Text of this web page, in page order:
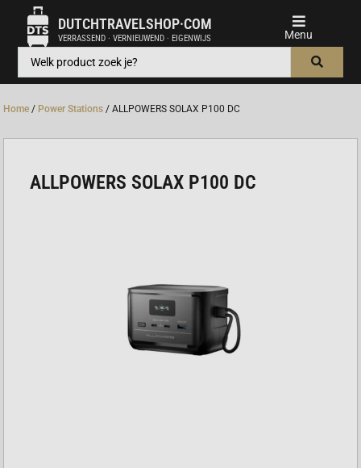
DUTCHTRAVELSHOP·COM
VERRASSEND · VERNIEUWEND · EIGENWIJS
Home / Power Stations / ALLPOWERS SOLAX P100 DC
ALLPOWERS SOLAX P100 DC